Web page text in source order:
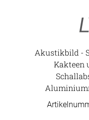
Akustikbild -
Kakteen